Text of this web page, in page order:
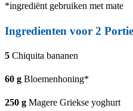
*ingrediënt gebruiken met mate
Ingredienten voor 2
5 Chiquita bananen
60 g Bloemenhoning*
250 g Magere Griekse yoghurt